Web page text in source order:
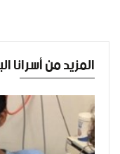
المزيد من أسرانا